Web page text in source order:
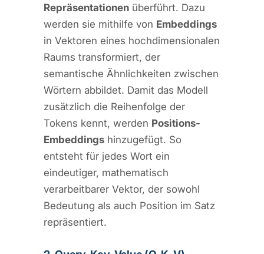
Repräsentationen überführt. Dazu
werden sie mithilfe von Embeddings
in Vektoren eines hochdimensionalen
Raums transformiert, der
semantische Ähnlichkeiten zwischen
Wörtern abbildet. Damit das Modell
zusätzlich die Reihenfolge der
Tokens kennt, werden Positions-
Embeddings hinzugefügt. So
entsteht für jedes Wort ein
eindeutiger, mathematisch
verarbeitbarer Vektor, der sowohl
Bedeutung als auch Position im Satz
repräsentiert.